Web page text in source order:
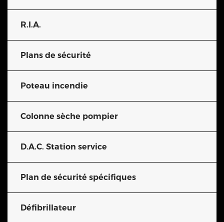
R.I.A.
Plans de sécurité
Poteau incendie
Colonne sèche pompier
D.A.C. Station service
Plan de sécurité spécifiques
Défibrillateur